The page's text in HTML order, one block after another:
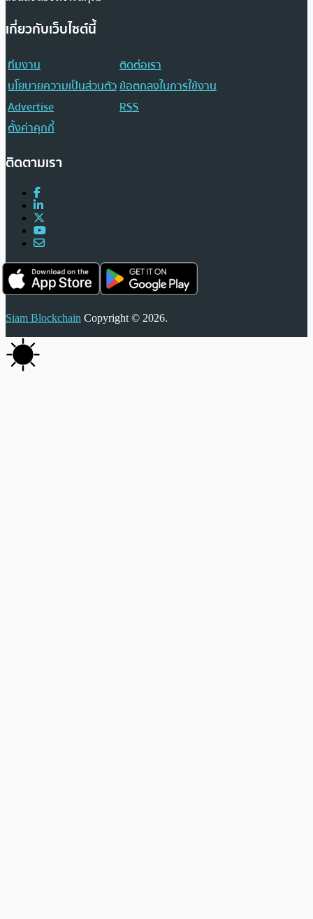
เกี่ยวกับเว็บไซต์นี้
ทีมงาน
ติดต่อเรา
นโยบายความเป็นส่วนตัวข้อตกลงในการใช้งาน
Advertise
RSS
ตั้งค่าคุกกี้
ติดตามเรา
Siam Blockchain Copyright © 2026.